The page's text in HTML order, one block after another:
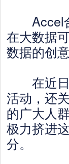
Accel合
在大数据
数据的创意
在近日
活动，还
的广大人
极力挤进
分。